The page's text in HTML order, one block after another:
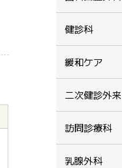
健診科
緩和ケア
二次健診外来
訪問診療科
乳腺外科